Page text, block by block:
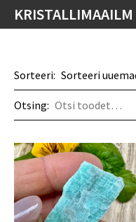
KRISTALLIMAAILM
Sorteeri:
Otsing: